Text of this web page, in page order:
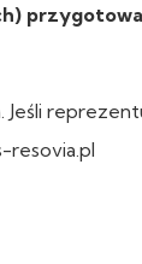
resovia.pl